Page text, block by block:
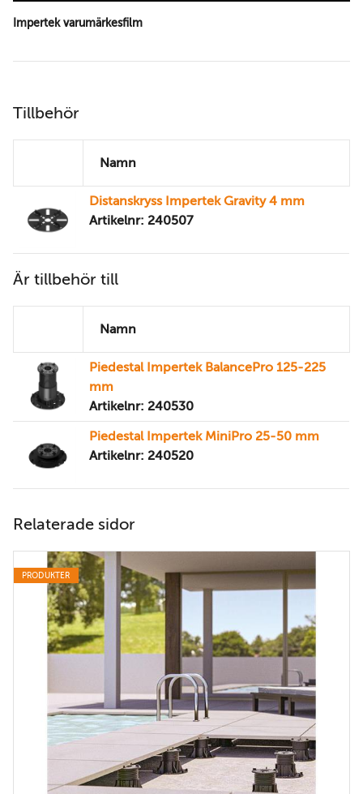
Impertek varumärkesfilm
Tillbehör
Namn
Distanskryss Impertek Gravity 4 mm
Artikelnr: 240507
Är tillbehör till
Namn
Piedestal Impertek BalancePro 125-225
mm
Artikelnr: 240530
Piedestal Impertek MiniPro 25-50 mm
Artikelnr: 240520
Relaterade sidor
PRODUKTER